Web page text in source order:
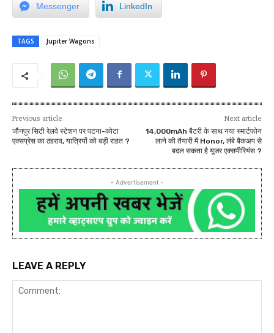
Messenger LinkedIn
TAGS Jupiter Wagons
Previous article
जौनपुर सिटी रेलवे स्टेशन पर पटना-कोटा
एक्सप्रेस का ठहराव, यात्रियों को बड़ी राहत ?
Next article
14,000mAh बैटरी के साथ नया स्मार्टफोन
लाने की तैयारी में Honor, लंबे बैकअप से
बदल सकता है यूजर एक्सपीरियंस ?
- Advertisement -
LEAVE A REPLY